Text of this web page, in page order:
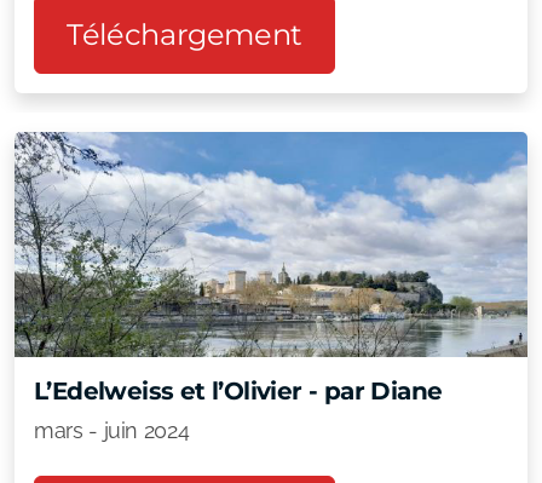
Téléchargement
L’Edelweiss et l’Olivier - par Diane
mars - juin 2024